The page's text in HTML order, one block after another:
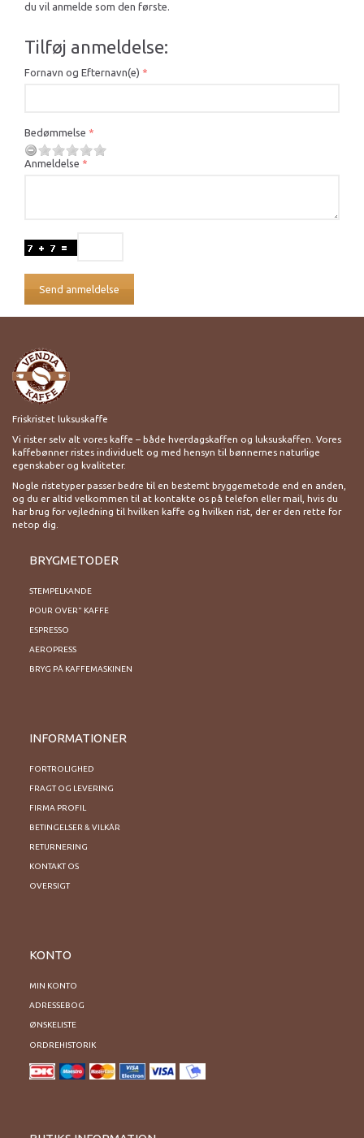
du vil anmelde som den første.
Tilføj anmeldelse:
Fornavn og Efternavn(e)
Bedømmelse
Anmeldelse
Send anmeldelse
Friskristet luksuskaffe
Vi rister selv alt vores kaffe – både hverdagskaffen og luksuskaffen. Vores
kaffebønner ristes individuelt og med hensyn til bønnernes naturlige
egenskaber og kvaliteter.
Nogle ristetyper passer bedre til en bestemt bryggemetode end en anden,
og du er altid velkommen til at kontakte os på telefon eller mail, hvis du
har brug for vejledning til hvilken kaffe og hvilken rist, der er den rette for
netop dig.
BRYGMETODER
STEMPELKANDE
POUR OVER" KAFFE
ESPRESSO
AEROPRESS
BRYG PÅ KAFFEMASKINEN
INFORMATIONER
FORTROLIGHED
FRAGT OG LEVERING
FIRMA PROFIL
BETINGELSER & VILKÅR
RETURNERING
KONTAKT OS
OVERSIGT
KONTO
MIN KONTO
ADRESSEBOG
ØNSKELISTE
ORDREHISTORIK